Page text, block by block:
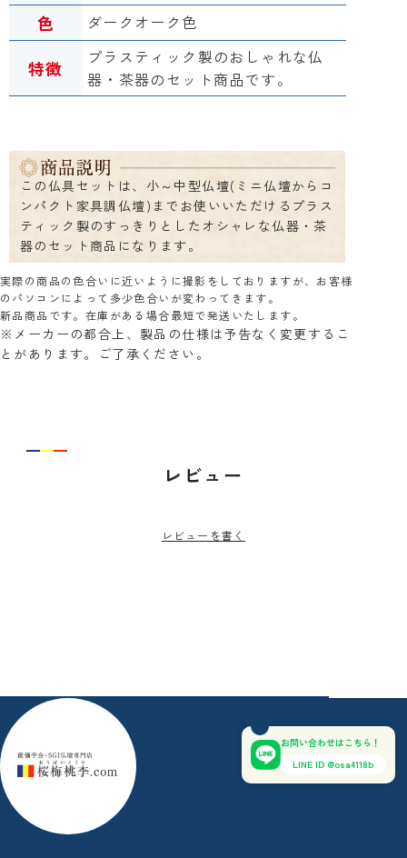
色 ダークオーク色
特徴 プラスティック製のおしゃれな仏
器・茶器のセット商品です。
この仏具セットは、小～中型仏壇(ミニ仏壇からコ
ンパクト家具調仏壇)までお使いいただけるプラス
ティック製のすっきりとしたオシャレな仏器・茶
器のセット商品になります。
実際の商品の色合いに近いように撮影をしておりますが、お客様
のパソコンによって多少色合いが変わってきます。
新品商品です。在庫がある場合最短で発送いたします。
※メーカーの都合上、製品の仕様は予告なく変更するこ
とがあります。ご了承ください。
レビュー
レビューを書く
お問い合わせはこちら！
LINE ID @osa4118b